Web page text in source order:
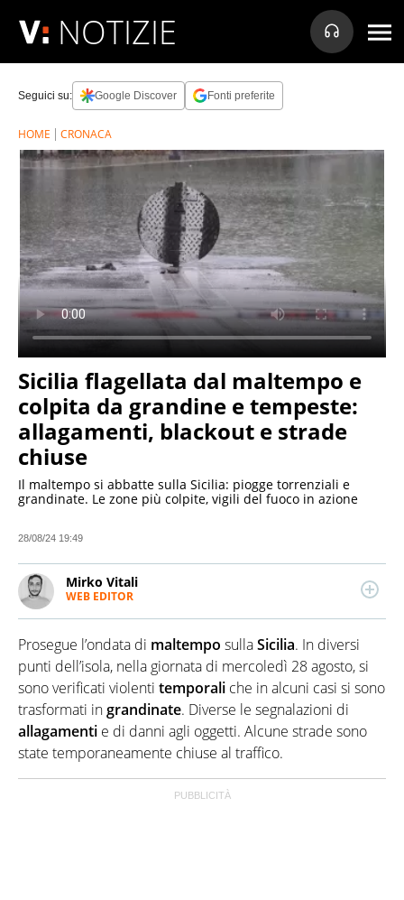
NOTIZIE
Seguici su: Google Discover Fonti preferite
HOME CRONACA
Sicilia flagellata dal maltempo e
colpita da grandine e tempeste:
allagamenti, blackout e strade
chiuse
Il maltempo si abbatte sulla Sicilia: piogge torrenziali e
grandinate. Le zone più colpite, vigili del fuoco in azione
28/08/24 19:49
Mirko Vitali
WEB EDITOR
spettacolo. Dopo due lauree umanistiche e il Master
in critica giornalistica, lavora e collabora con diverse
testate e realtà editoriali nazionali
Prosegue l’ondata di maltempo sullaSicilia. In diversi
punti dell’isola, nella giornata di mercoledì 28 agosto, si
sono verificati violenti temporali che in alcuni casi si sono
trasformati ingrandinate. Diverse le segnalazioni di
allagamenti e di danni agli oggetti. Alcune strade sono
state temporaneamente chiuse al traffico.